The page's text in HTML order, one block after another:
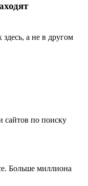
а не в другом
сайтов по поиску
Больше миллиона